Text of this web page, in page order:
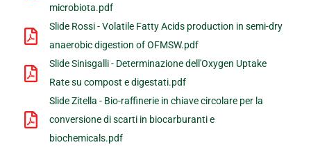
microbiota.pdf
Slide Rossi - Volatile Fatty Acids production in semi-dry
anaerobic digestion of OFMSW.pdf
Slide Sinisgalli - Determinazione dell'Oxygen Uptake
Rate su compost e digestati.pdf
Slide Zitella - Bio-raffinerie in chiave circolare per la
conversione di scarti in biocarburanti e
biochemicals.pdf